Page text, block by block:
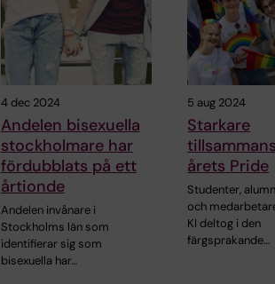
4 dec 2024
Andelen bisexuella
stockholmare har
fördubblats på ett
årtionde
Andelen invånare i
Stockholms län som
identifierar sig som
bisexuella har…
5 aug 2024
Starkare
årets Pride
Studenter,
och
KI deltog i den
färgsprakande…